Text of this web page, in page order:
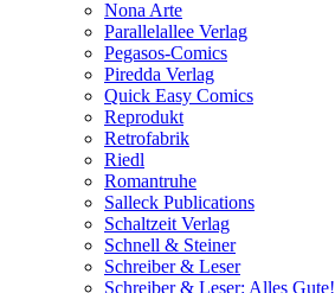
Nona Arte
Parallelallee Verlag
Pegasos-Comics
Piredda Verlag
Quick Easy Comics
Reprodukt
Retrofabrik
Riedl
Romantruhe
Salleck Publications
Schaltzeit Verlag
Schnell & Steiner
Schreiber & Leser
Schreiber & Leser: Alles Gute!